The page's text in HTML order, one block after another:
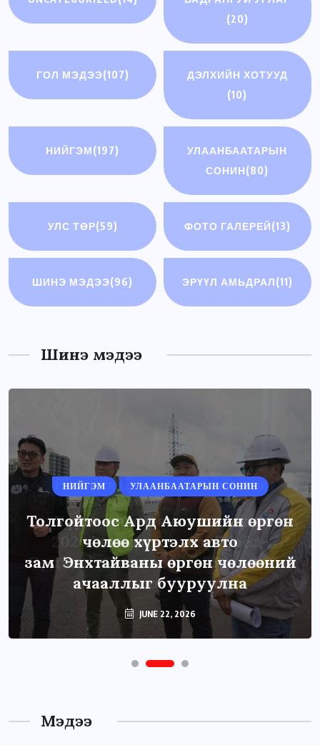
(20)
ГОЛ МЭДЭЭ(107)
ДЭЛХИЙН ХОТУУД
(10)
НИЙГЭМ(197)
УЛААНБААТАРЫН
СОНИН(80)
УЛС ТӨР(59) ФОТО ГАЛЕРЕЙ(13)
ШИНЭ МЭДЭЭ(96) ЭРҮҮЛ АМЬДРАЛ(11)
Шинэ мэдээ
НИЙГЭМ УЛААНБААТАРЫН СОНИН
Толгойтоос Ард Аюушийн өргөн
чөлөө хүртэлх авто
зам Энхтайваны өргөн чөлөөний
ачааллыг бууруулна
JUNE 22, 2026
Мэдээ